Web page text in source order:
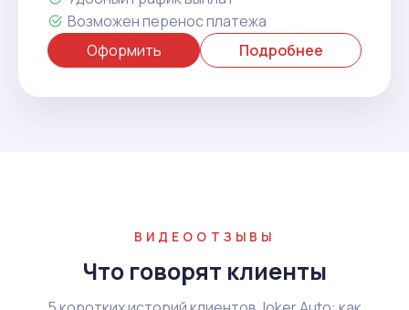
Возможен перенос платежа
Оформить
Подробнее
ВИДЕООТЗЫВЫ
Что говорят клиенты